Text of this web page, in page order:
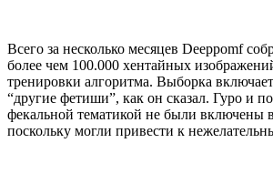
Всего за несколько месяцев Deeppomf
более чем 100.000 хентайных
тренировки алгоритма. Выборка
“другие фетиши”, как он сказал. Гуро и
фекальной тематикой не были включены
поскольку могли привести к